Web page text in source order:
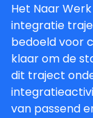
Het Naar
integratie
bedoeld voor
klaar om de
dit traject
van passend